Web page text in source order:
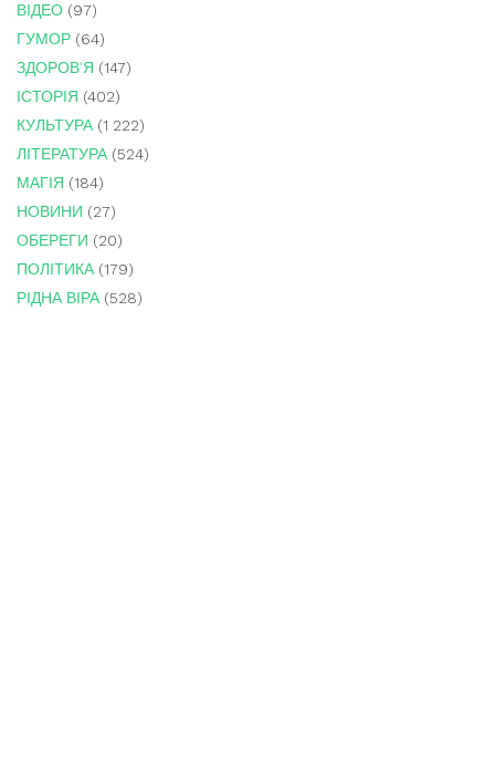
ВІДЕО (97)
ГУМОР (64)
ЗДОРОВ'Я (147)
ІСТОРІЯ (402)
КУЛЬТУРА(1 222)
ЛІТЕРАТУРА(524)
МАГІЯ (184)
НОВИНИ (27)
ОБЕРЕГИ (20)
ПОЛІТИКА(179)
РІДНА ВІРА(528)